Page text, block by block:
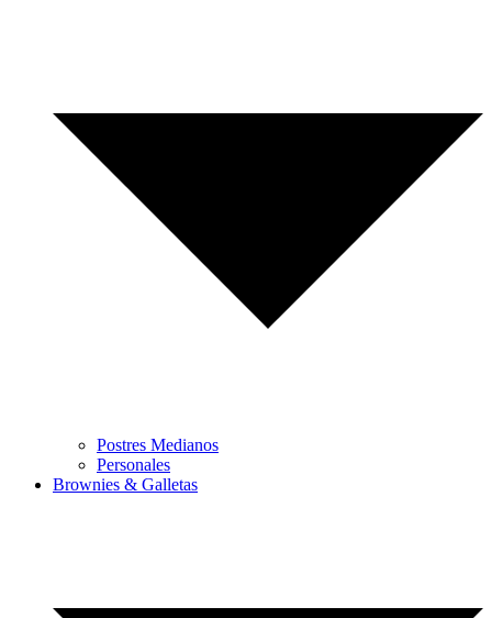
Postres Medianos
Personales
Brownies & Galletas